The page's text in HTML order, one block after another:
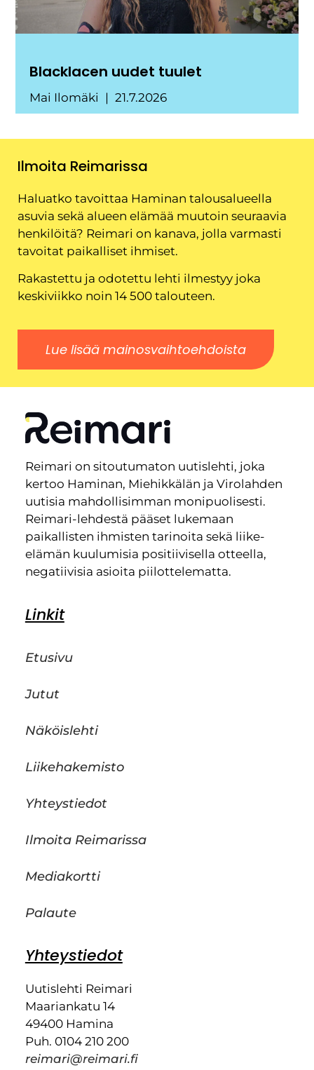
Blacklacen uudet tuulet
Mai Ilomäki 21.7.2026
Ilmoita Reimarissa
Haluatko tavoittaa Haminan talousalueella
asuvia sekä alueen elämää muutoin seuraavia
henkilöitä? Reimari on kanava, jolla varmasti
tavoitat paikalliset ihmiset.
Rakastettu ja odotettu lehti ilmestyy joka
keskiviikko noin 14 500 talouteen.
Lue lisää mainosvaihtoehdoista
Reimari on sitoutumaton uutislehti, joka
kertoo Haminan, Miehikkälän ja Virolahden
uutisia mahdollisimman monipuolisesti.
Reimari-lehdestä pääset lukemaan
paikallisten ihmisten tarinoita sekä liike-
elämän kuulumisia positiivisella otteella,
negatiivisia asioita piilottelematta.
Linkit
Etusivu
Jutut
Näköislehti
Liikehakemisto
Yhteystiedot
Ilmoita Reimarissa
Mediakortti
Palaute
Yhteystiedot
Uutislehti Reimari
Maariankatu 14
49400 Hamina
Puh. 0104 210 200
reimari@reimari.fi